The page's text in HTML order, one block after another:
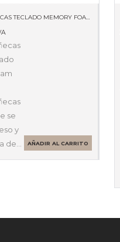
REPOSAMUÑECAS TECLADO MEMORY FOAM NEGRO
se
y
de…
AÑADIR AL CARRITO